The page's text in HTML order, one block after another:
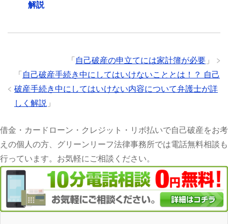
解説
「 自己破産の申立てには家計簿が必要 」
「 自己破産手続き中にしてはいけないこととは！？ 自己
破産手続き中にしてはいけない内容について弁護士が詳
しく解説 」
借金・カードローン・クレジット・リボ払いで自己破産をお考
えの個人の方、グリーンリーフ法律事務所では電話無料相談も
行っています。お気軽にご相談ください。